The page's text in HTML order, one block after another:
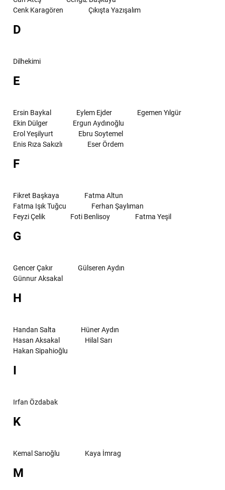
Cenk Karagören
Çıkışta Yazışalım
D
Dilhekimi
E
Ersin Baykal Eylem Ejder
Egemen Yılgür
Ekin Dülger
Ergun Aydınoğlu
Erol Yeşilyurt
Ebru Soytemel
Enis Rıza Sakızlı
Eser Ördem
F
Fikret Başkaya
Fatma Altun
Fatma Işık Tuğcu
Ferhan Şaylıman
Feyzi Çelik
Foti Benlisoy Fatma Yeşil
G
Gencer Çakır
Gülseren Aydın
Günnur Aksakal
H
Handan Salta
Hüner Aydın
Hasan Aksakal
Hilal Sarı
Hakan Sipahioğlu
I
Irfan Özdabak
K
Kemal Sarıoğlu Kaya İmrag
M